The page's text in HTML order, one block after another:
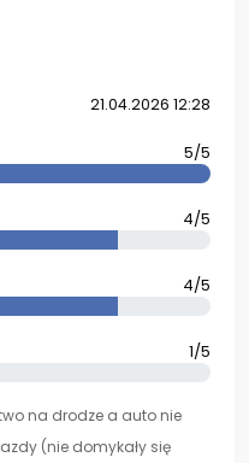
21.04.2026 12:28
5/5
4/5
4/5
1/5
na drodze a auto nie
(nie domykały się